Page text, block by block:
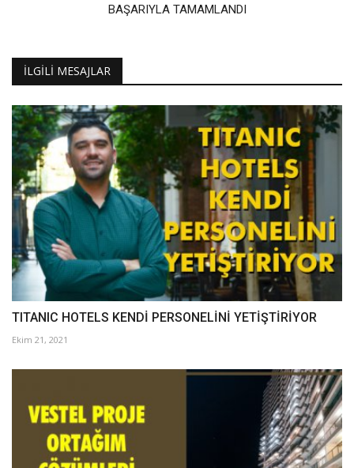
BAŞARIYLA TAMAMLANDI
İLGILI MESAJLAR
TITANIC HOTELS KENDİ PERSONELİNİ YETİŞTİRİYOR
Ekim 21, 2021